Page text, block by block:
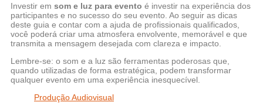
Investir em som e luz para evento é investir na experiência dos
participantes e no sucesso do seu evento. Ao seguir as dicas
deste guia e contar com a ajuda de profissionais qualificados,
você poderá criar uma atmosfera envolvente, memorável e que
transmita a mensagem desejada com clareza e impacto.
Lembre-se: o som e a luz são ferramentas poderosas que,
quando utilizadas de forma estratégica, podem transformar
qualquer evento em uma experiência inesquecível.
Produção Audiovisual